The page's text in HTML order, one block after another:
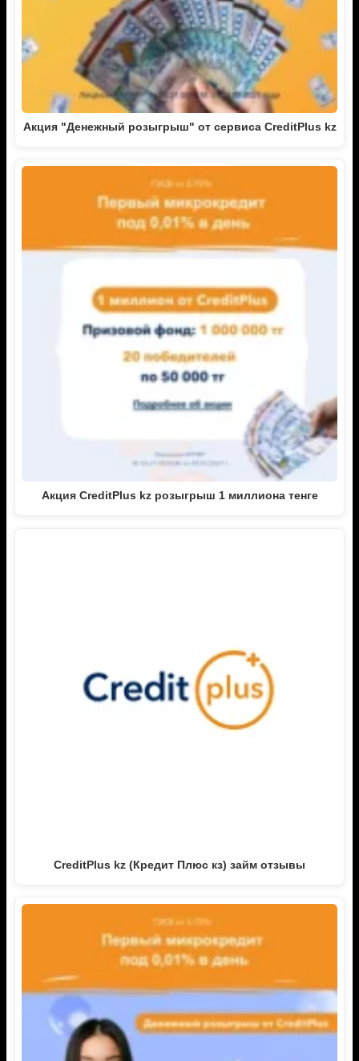
Акция "Денежный розыгрыш" от сервиса CreditPlus kz
Акция CreditPlus kz розыгрыш 1 миллиона тенге
CreditPlus kz (Кредит Плюс кз) займ отзывы